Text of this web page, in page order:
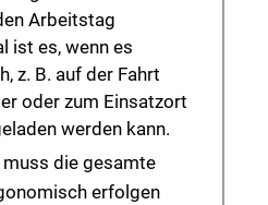
Arbeitstag
ist es, wenn es
z. B. auf der Fahrt
oder zum Einsatzort
werden kann.
die gesamte
erfolgen